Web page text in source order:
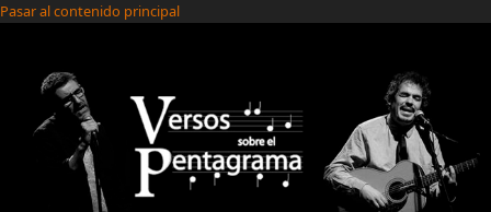
Pasar al contenido principal